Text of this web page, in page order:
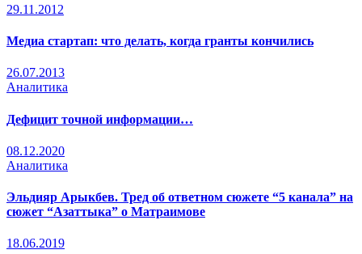
29.11.2012
Медиа стартап: что делать, когда гранты кончились
26.07.2013
Аналитика
Дефицит точной информации…
08.12.2020
Аналитика
Эльдияр Арыкбев. Тред об ответном сюжете “5 канала” на
сюжет “Азаттыка” о Матраимове
18.06.2019